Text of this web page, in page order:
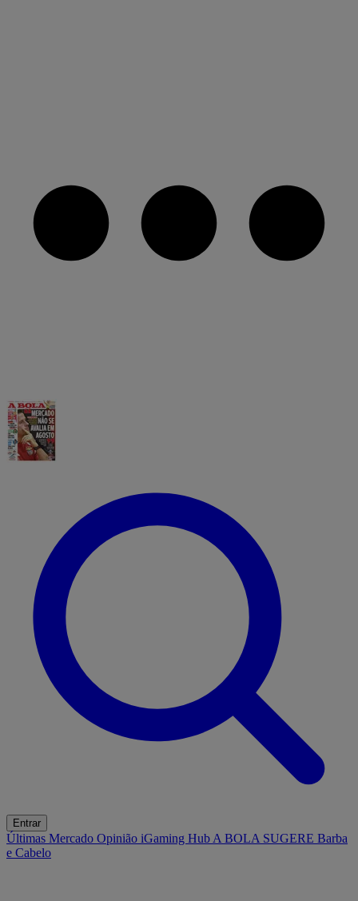
Entrar
Últimas Mercado Opinião iGaming Hub A BOLA SUGERE Barba
e Cabelo